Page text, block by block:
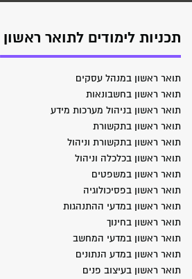
תכניות לימודים לתואר ראשון
תואר ראשון במנהל עסקים
תואר ראשון בחשבונאות
תואר ראשון בניהול מערכות מידע
תואר ראשון בתקשורת
תואר ראשון בתקשורת וניהול
תואר ראשון בכלכלה וניהול
תואר ראשון במשפטים
תואר ראשון בפסיכולוגיה
תואר ראשון במדעי ההתנהגות
תואר ראשון בחינוך
תואר ראשון במדעי המחשב
תואר ראשון במדע הנתונים
תואר ראשון בעיצוב פנים